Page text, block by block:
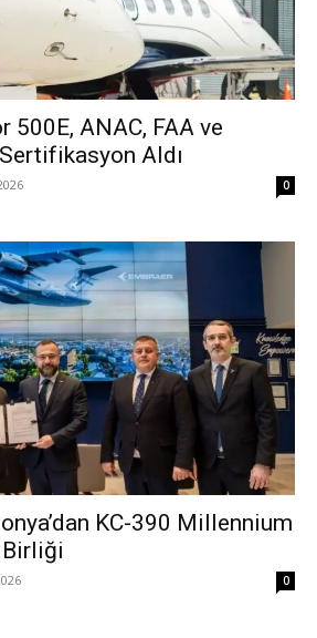
500E, ANAC, FAA ve
Aldı
0
KC-390 Millennium
0